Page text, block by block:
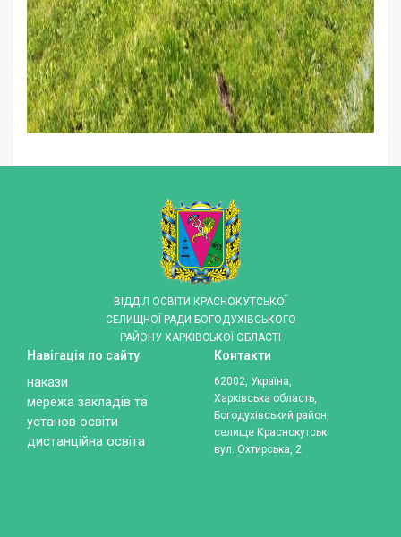
ВІДДІЛ ОСВІТИ КРАСНОКУТСЬКОЇ
СЕЛИЩНОЇ РАДИ БОГОДУХІВСЬКОГО
РАЙОНУ ХАРКІВСЬКОЇ ОБЛАСТІ
Навігація по сайту
накази
мережа закладів та
установ освіти
дистанційна освіта
Контакти
62002, Україна,
Харківська область,
Богодухівський район,
селище Краснокутськ
вул. Охтирська, 2